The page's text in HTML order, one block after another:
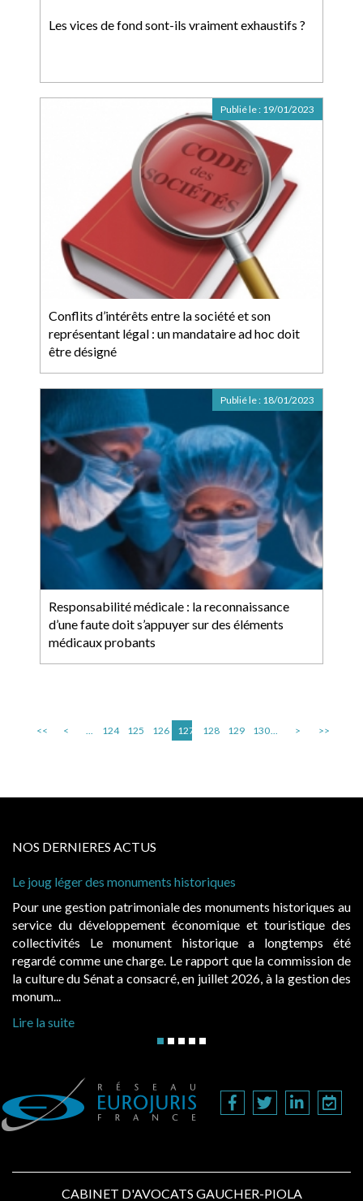
Les vices de fond sont-ils vraiment exhaustifs ?
Conflits d’intérêts entre la société et son
représentant légal : un mandataire ad hoc doit
être désigné
Publié le : 19/01/2023
Responsabilité médicale : la reconnaissance
d’une faute doit s’appuyer sur des éléments
médicaux probants
Publié le : 18/01/2023
<< < ... 124 125 126 127 128 129 130... > >>
NOS DERNIERES ACTUS
historiques au
et touristique des
a longtemps été
la commission de
à la gestion des
Cabines de plage : le juge admet des
Evocatrices des bains de mer, les
également un beau sujet domanial.
public, elles donnent lieu au paiement
d’occupation. Saisies par des occupants
CABINET D'AVOCATS GAUCHER-PIOLA